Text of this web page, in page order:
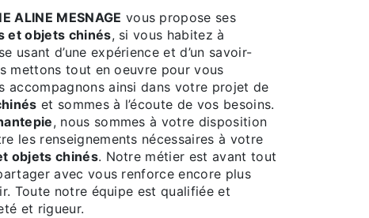
ALINE MESNAGE vous propose ses
et objets chinés, si vous habitez à
usant d’une expérience et d’un savoir-
mettons tout en oeuvre pour vous
accompagnons ainsi dans votre projet de
et sommes à l’écoute de vos besoins.
, nous sommes à votre disposition
les renseignements nécessaires à votre
objets chinés. Notre métier est avant tout
avec vous renforce encore plus
Toute notre équipe est qualifiée et
et rigueur.